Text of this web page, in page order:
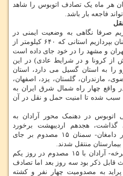
هر ماه یک تصادف اتوبوس را شاهد
فاجعه بار باشد.
صرفا نگاهی به وضعیت ایمنی در
مقوله حمل و نقل استان سمنان بپردازیم استانی که ۶۴۰ کیلومتر از
و مشهد را در خود جای داده است
(پیش از کرونا و در شرایط عادی) در این
را به استان گسیل می دارد، استان
مازندران، گلستان، یزد، اصفهان،
واقع چهار راه شمال شرق ایران به
شده تا امنیت حمل و نقل در آن
اتوبوس در دهنمک محور آرادان به
جای گذاشت، هجدهم اردیبهشت برخورد
اتوبوس با گارد ریل در محور دامغان- سمنان ۱۵ مصدوم بر جای
منتقل شدند.
واژگونی اتوبوس در محور سرخه- آرادان با ۱۵ مصدوم در روز یکم
دیگر حوادث قابل ذکر بود سه روز بعد اما تصادف
به مصدومیت چهار نفر و کشته